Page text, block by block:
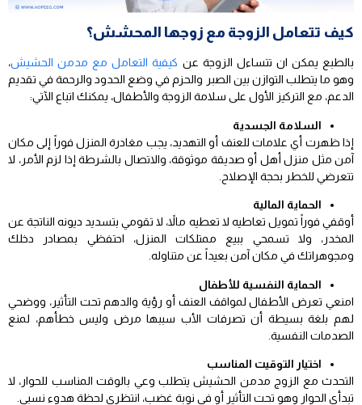
كيف تتعامل الزوجة مع زوجها المحشش؟
بالطبع يمكن ان تتساءل الزوجة عن كيفية التعامل مع مدمن الحشيش،
وهو ما يتطلب التوازن بين الصبر والحزم في وضع الحدود والرحمة في تقديم
الدعم، مع التركيز الأول على سلامة الزوجة والأطفال، يمكنك اتباع الآتي:
السلامة الجسدية
إذا ظهرت أي علامات للعنف أو التهديد، يجب مغادرة المنزل فوراً إلى مكان
آمن مثل منزل أهل أو صديقة موثوقة، والاتصال بالشرطة إذا لزم الأمر، لا
تتعرضي للخطر بحجة الإصلاح.
الحماية المالية
أوقفي فوراً تمويل تعاطيه لا تعطيه مالاً، لا تقومي بتسديد ديونه الناتجة عن
المخدر، ولا تسمحي ببيع ممتلكات المنزل، احتفظي بمصادر دخلك
ومجوهراتك في مكان آمن بعيداً عن متناوله.
الحماية النفسية للأطفال
امنعي تعرض الأطفال لمواقف العنف أو رؤية والدهم تحت التأثير، ووضحي
لهم بلغة بسيطة أن تصرفات الأب سببها مرض وليس خطأهم، لمنع
الصدمات النفسية.
اختيار التوقيت المناسب
التحدث مع الزوج مدمن الحشيش يتطلب وعي بالوقت المناسب للحوار، لا
تبدأي الحوار وهو تحت التأثير أو في نوبة غضب، انتظري لحظة هدوء نسبي.